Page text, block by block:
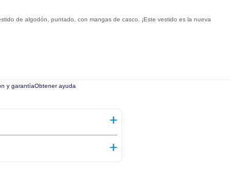
de algodón, puntado, con mangas de casco. ¡Este vestido es la nueva
y garantíaObtener ayuda